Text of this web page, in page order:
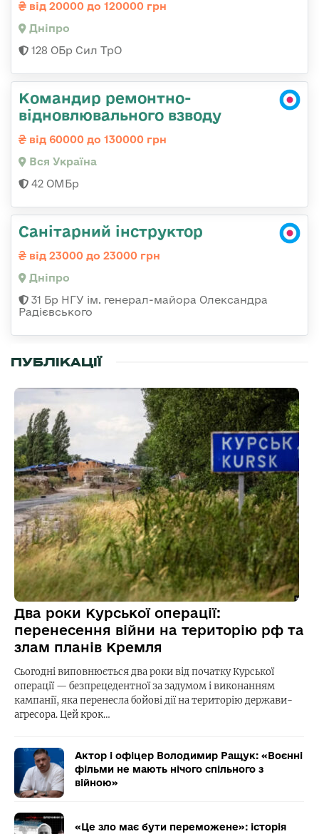
від 20000 до 120000 грн
Дніпро
128 ОБр Сил ТрО
Командир ремонтно-
відновлювального взводу
від 60000 до 130000 грн
Вся Україна
42 ОМБр
Санітарний інструктор
від 23000 до 23000 грн
Дніпро
31 Бр НГУ ім. генерал-майора Олександра
Радієвського
ПУБЛІКАЦІЇ
Два роки Курської операції:
перенесення війни на територію рф та
злам планів Кремля
Сьогодні виповнюється два роки від початку Курської
операції — безпрецедентної за задумом і виконанням
кампанії, яка перенесла бойові дії на територію держави-
агресора. Цей крок…
Актор і офіцер Володимир Ращук: «Воєнні
фільми не мають нічого спільного з
війною»
«Це зло має бути переможене»: історія